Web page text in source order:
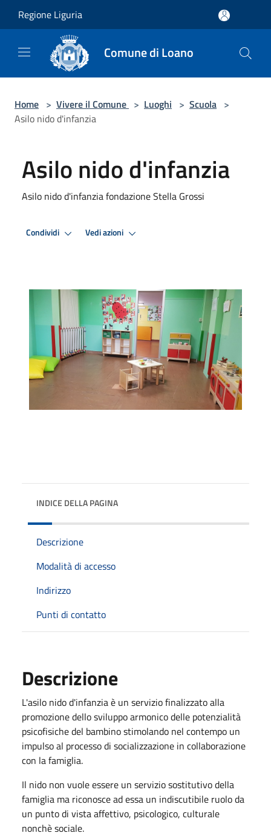
Regione Liguria
Comune di Loano
Home > Vivere il Comune > Luoghi > Scuola >
Asilo nido d'infanzia
Asilo nido d'infanzia
Asilo nido d'infanzia fondazione Stella Grossi
Condividi Vedi azioni
INDICE DELLA PAGINA
Descrizione
Modalità di accesso
Indirizzo
Punti di contatto
Descrizione
L'asilo nido d'infanzia è un servizio finalizzato alla
promozione dello sviluppo armonico delle potenzialità
psicofisiche del bambino stimolando nel contempo un
impulso al processo di socializzazione in collaborazione
con la famiglia.
Il nido non vuole essere un servizio sostitutivo della
famiglia ma riconosce ad essa un indiscutibile ruolo da
un punto di vista affettivo, psicologico, culturale
nonchè sociale.